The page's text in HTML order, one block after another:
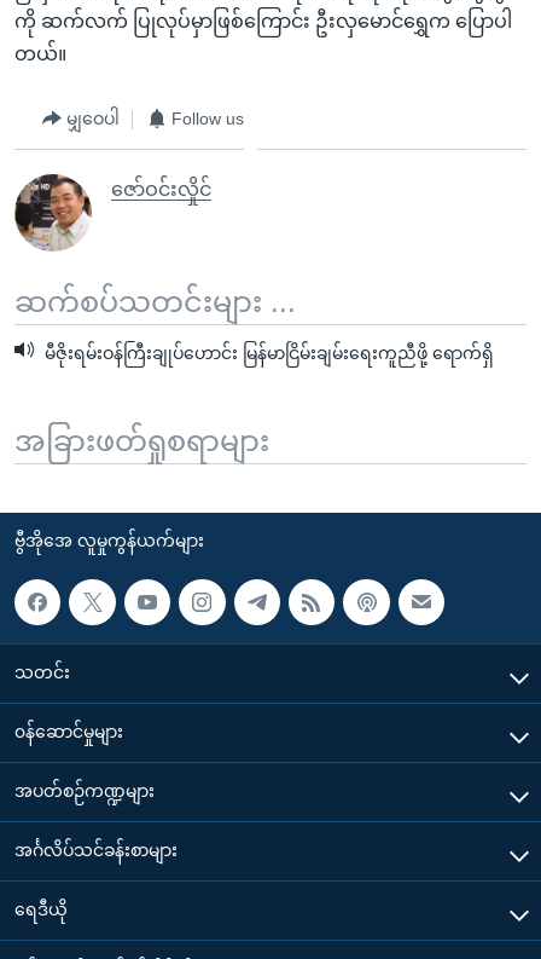
ကို ဆက်လက် ပြုလုပ်မှာဖြစ်ကြောင်း ဦးလှမောင်ရွှေက ပြောပါ
တယ်။
မျှဝေပါ Follow us
ဇော်ဝင်းလှိုင်
ဆက်စပ်သတင်းများ ...
မီဇိုးရမ်းဝန်ကြီးချုပ်ဟောင်း မြန်မာငြိမ်းချမ်းရေးကူညီဖို့ ရောက်ရှိ
အခြားဖတ်ရှုစရာများ
ဗွီအိုအေ လူမှုကွန်ယက်များ
သတင်း
၀န်ဆောင်မှုများ
အပတ်စဉ်ကဏ္ဍများ
အင်္ဂလိပ်သင်ခန်းစာများ
ရေဒီယို